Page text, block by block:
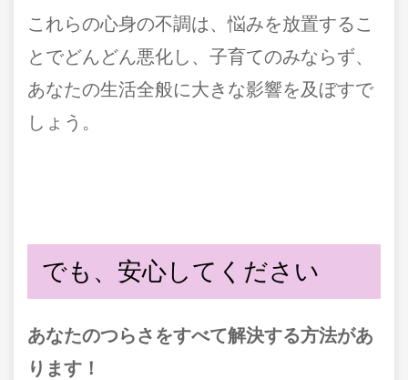
これらの心身の不調は、悩みを放置するこ
とでどんどん悪化し、子育てのみならず、
あなたの生活全般に大きな影響を及ぼすで
しょう。
でも、安心してください
あなたのつらさをすべて解決する方法があ
ります！